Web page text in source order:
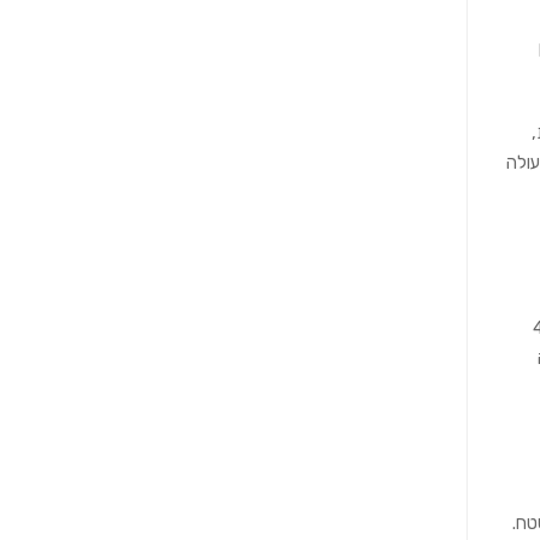
תכנון אדריכלי של “מבנה פשוט” [מבנה עד 4